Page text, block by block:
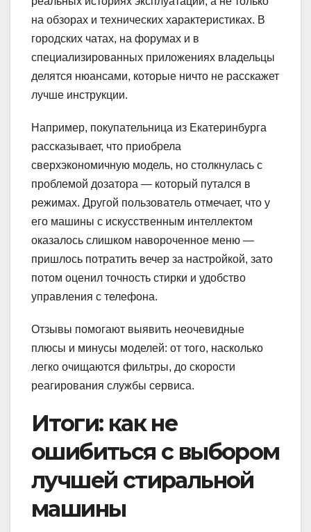
на обзорах и технических характеристиках. В
городских чатах, на форумах и в
специализированных приложениях владельцы
делятся нюансами, которые ничто не расскажет
лучше инструкции.
Например, покупательница из Екатеринбурга
рассказывает, что приобрела
сверхэкономичную модель, но столкнулась с
проблемой дозатора — который путался в
режимах. Другой пользователь отмечает, что у
его машины с искусственным интеллектом
оказалось слишком навороченное меню —
пришлось потратить вечер за настройкой, зато
потом оценил точность стирки и удобство
управления с телефона.
Отзывы помогают выявить неочевидные
плюсы и минусы моделей: от того, насколько
легко очищаются фильтры, до скорости
реагирования службы сервиса.
Итоги: как не
ошибиться с выбором
лучшей стиральной
машины